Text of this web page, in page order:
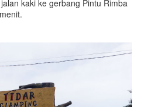
kaki ke gerbang Pintu Rimba